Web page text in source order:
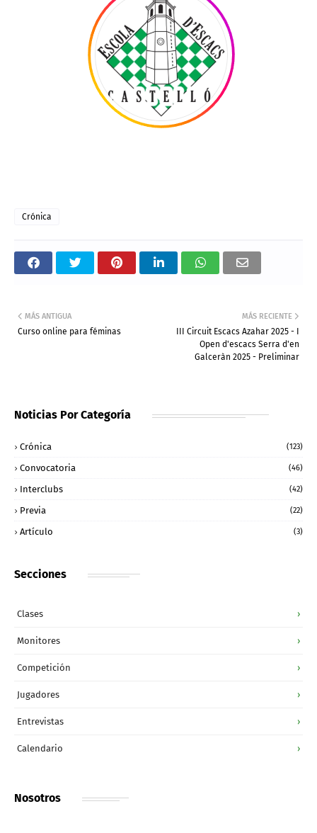
Crónica
MÁS RECIENTE
III Circuit Escacs Azahar 2025 - I
Open d'escacs Serra d'en
Galceràn 2025 - Preliminar
MÁS ANTIGUA
Curso online para féminas
Noticias Por Categoría
Crónica (123)
Convocatoria (46)
Interclubs (42)
Previa (22)
Artículo (3)
Secciones
Clases ›
Monitores ›
Competición ›
Jugadores ›
Entrevistas ›
Calendario ›
Nosotros